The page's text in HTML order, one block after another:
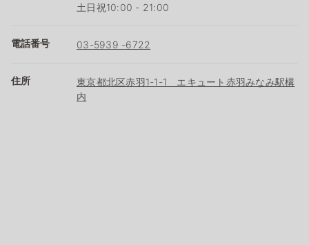
土日祝10:00 - 21:00
電話番号 03-5939 -6722
住所
東京都北区赤羽1-1-1 エキュート赤羽みなみ駅構
内